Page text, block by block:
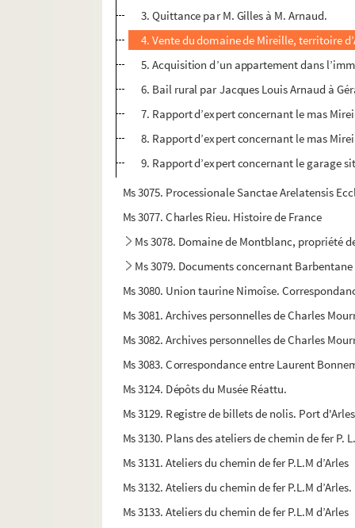
3. Quittance par M. Gilles à M. Arnaud.
4. Vente du domaine de Mireille, territoire
5. Acquisition d’un appartement dans
6. Bail rural par Jacques Louis Arnaud à
7. Rapport d’expert concernant le mas
8. Rapport d’expert concernant le mas
9. Rapport d’expert concernant le garage
Ms 3075. Processionale Sanctae Arelatensis
Ms 3077. Charles Rieu. Histoire de France
Ms 3078. Domaine de Montblanc, propriété
Ms 3079. Documents concernant Barbentane
Ms 3080. Union taurine Nimoîse.
Ms 3081. Archives personnelles de Charles
Ms 3082. Archives personnelles de Charles
Ms 3083. Correspondance entre Laurent
Ms 3124. Dépôts du Musée Réattu.
Ms 3129. Registre de billets de nolis. Port d'Arles
Ms 3130. Plans des ateliers de chemin de fer P.
Ms 3131. Ateliers du chemin de fer P.L.M d’Arles
Ms 3132. Ateliers du chemin de fer P.L.M
Ms 3133. Ateliers du chemin de fer P.L.M d’Arles